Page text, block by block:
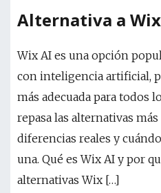
Alternativa a
Wix AI es una opción
con inteligencia artificial,
más adecuada para todos
repasa las alternativas
diferencias reales y
una. Qué es Wix AI y por
alternativas Wix […]